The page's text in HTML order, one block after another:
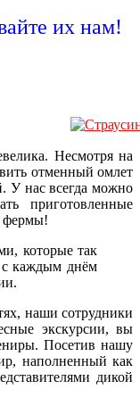
их нам!
Несмотря на
отменный омлет
У нас всегда можно
приготовленные
фермы!
которые так
каждым днём
наши сотрудники
экскурсии, вы
Посетив нашу
наполненный как
дикой